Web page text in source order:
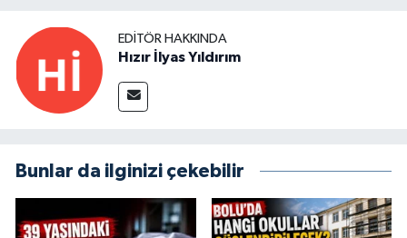
EDITÖR HAKKINDA
Hızır İlyas Yıldırım
Bunlar da ilginizi çekebilir